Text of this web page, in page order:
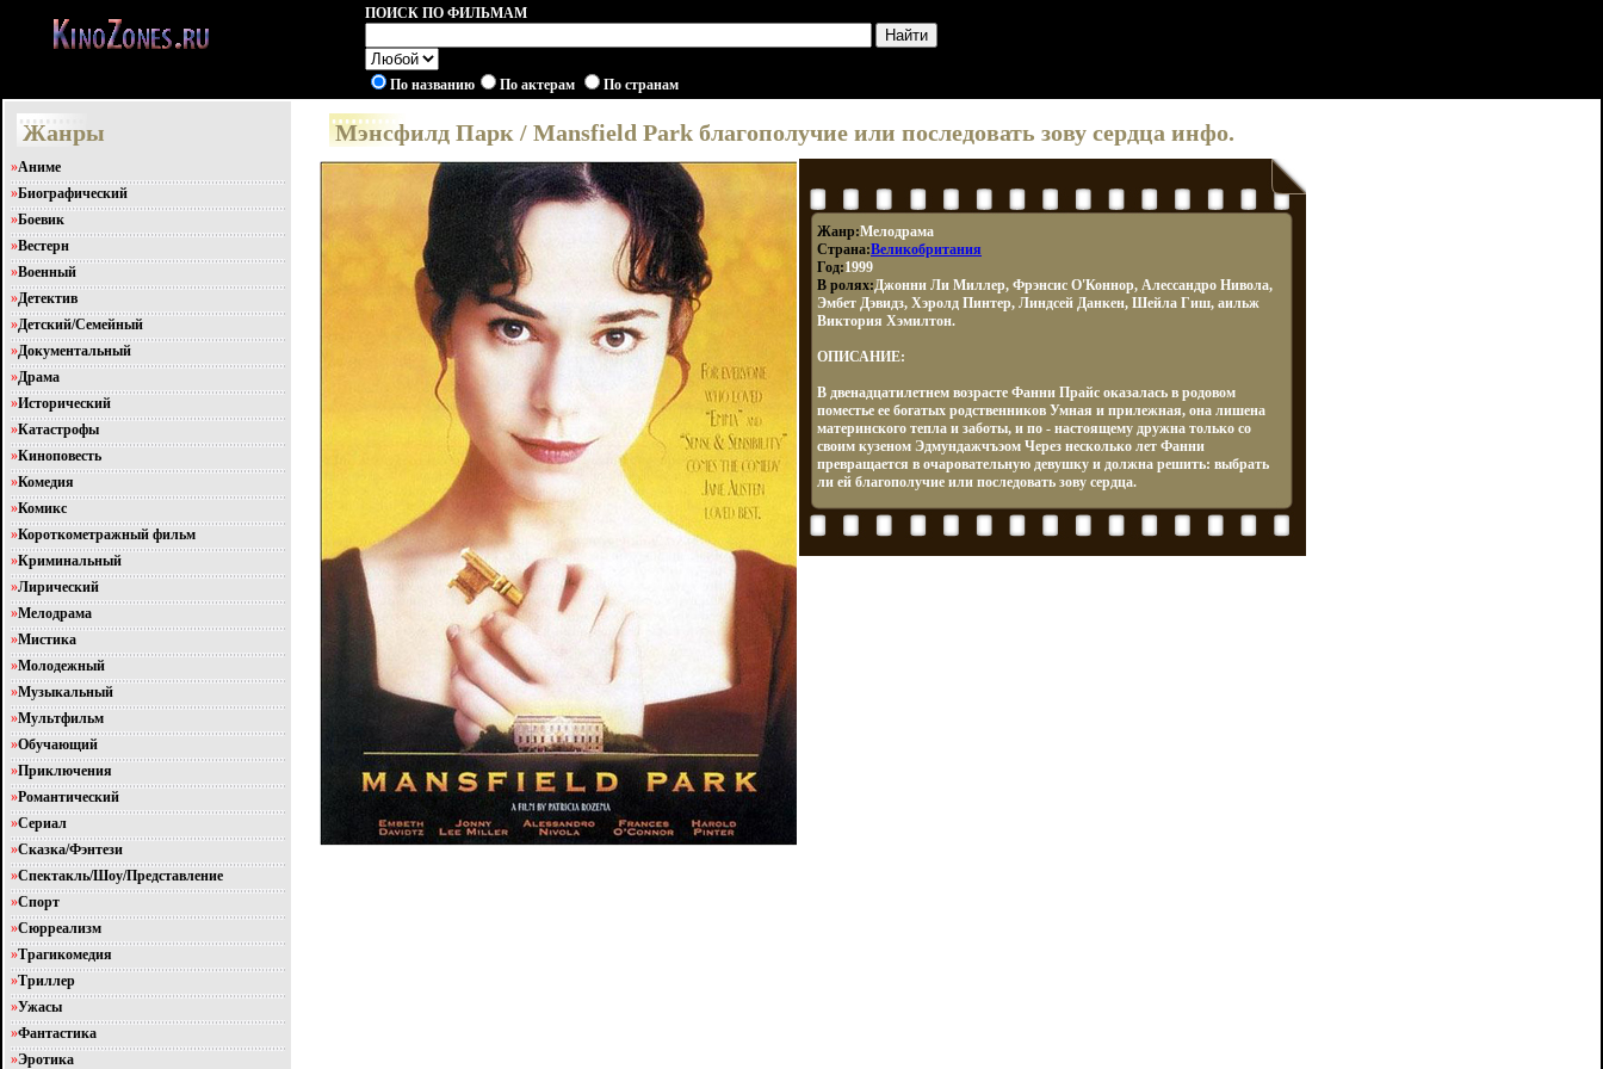
ПОИСК ПО ФИЛЬМАМ
По названию По актерам По странам
Жанры
»Аниме
»Биографический
»Боевик
»Вестерн
»Военный
»Детектив
»Детский/Семейный
»Документальный
»Драма
»Исторический
»Катастрофы
»Киноповесть
»Комедия
»Комикс
»Короткометражный фильм
»Криминальный
»Лирический
»Мелодрама
»Мистика
»Молодежный
»Музыкальный
»Мультфильм
»Обучающий
»Приключения
»Романтический
»Сериал
»Сказка/Фэнтези
»Спектакль/Шоу/Представление
»Спорт
»Сюрреализм
»Трагикомедия
»Триллер
»Ужасы
»Фантастика
»Эротика
Мэнсфилд Парк / Mansfield Park благополучие или последовать зову сердца инфо.
Жанр:Мелодрама
Страна:Великобритания
Год:1999
В ролях:Джонни Ли Миллер, Фрэнсис О'Коннор, Алессандро Нивола,
Эмбет Дэвидз, Хэролд Пинтер, Линдсей Данкен, Шейла Гиш, аильж
Виктория Хэмилтон.
ОПИСАНИЕ:
В двенадцатилетнем возрасте Фанни Прайс оказалась в родовом
поместье ее богатых родственников Умная и прилежная, она лишена
материнского тепла и заботы, и по - настоящему дружна только со
своим кузеном Эдмундажчъэом Через несколько лет Фанни
превращается в очаровательную девушку и должна решить: выбрать
ли ей благополучие или последовать зову сердца.